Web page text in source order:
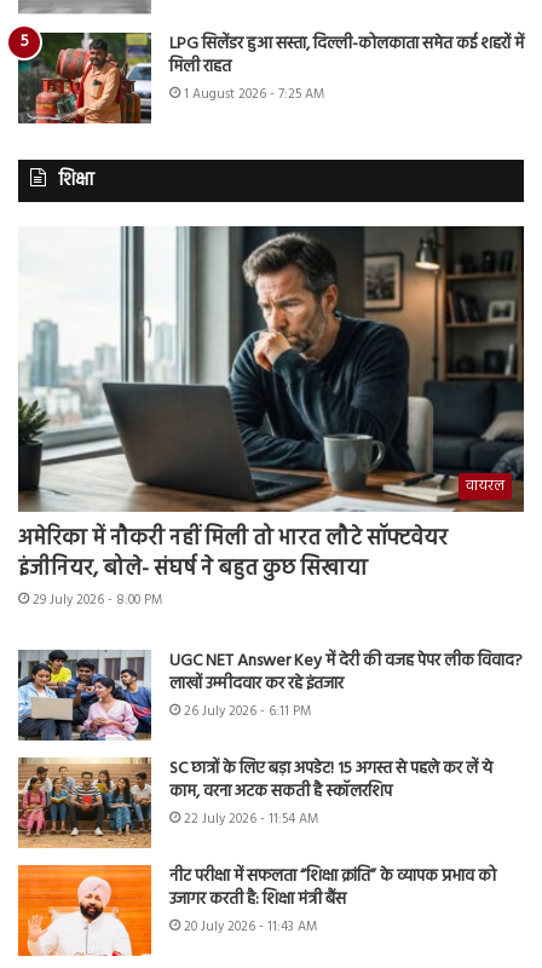
LPG सिलेंडर हुआ सस्ता, दिल्ली-कोलकाता समेत कई शहरों में
मिली राहत
1 August 2026 - 7:25 AM
शिक्षा
वायरल
अमेरिका में नौकरी नहीं मिली तो भारत लौटे सॉफ्टवेयर
इंजीनियर, बोले- संघर्ष ने बहुत कुछ सिखाया
29 July 2026 - 8:00 PM
UGC NET Answer Key में देरी की वजह पेपर लीक विवाद?
लाखों उम्मीदवार कर रहे इंतजार
26 July 2026 - 6:11 PM
SC छात्रों के लिए बड़ा अपडेट! 15 अगस्त से पहले कर लें ये
काम, वरना अटक सकती है स्कॉलरशिप
22 July 2026 - 11:54 AM
नीट परीक्षा में सफलता “शिक्षा क्रांति” के व्यापक प्रभाव को
उजागर करती है: शिक्षा मंत्री बैंस
20 July 2026 - 11:43 AM